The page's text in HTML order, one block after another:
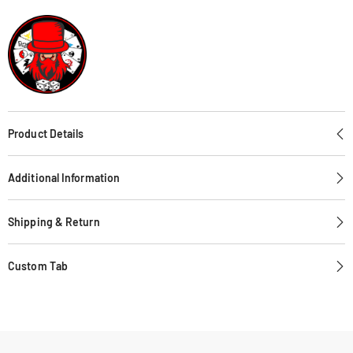
Product Details
Additional Information
Shipping & Return
Custom Tab